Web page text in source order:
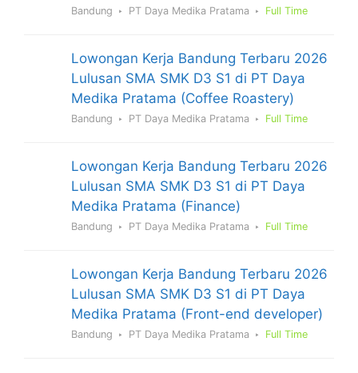
Bandung PT Daya Medika Pratama Full Time
Lowongan Kerja Bandung Terbaru 2026
Lulusan SMA SMK D3 S1 di PT Daya
Medika Pratama (Coffee Roastery)
Bandung PT Daya Medika Pratama Full Time
Lowongan Kerja Bandung Terbaru 2026
Lulusan SMA SMK D3 S1 di PT Daya
Medika Pratama (Finance)
Bandung PT Daya Medika Pratama Full Time
Lowongan Kerja Bandung Terbaru 2026
Lulusan SMA SMK D3 S1 di PT Daya
Medika Pratama (Front-end developer)
Bandung PT Daya Medika Pratama Full Time